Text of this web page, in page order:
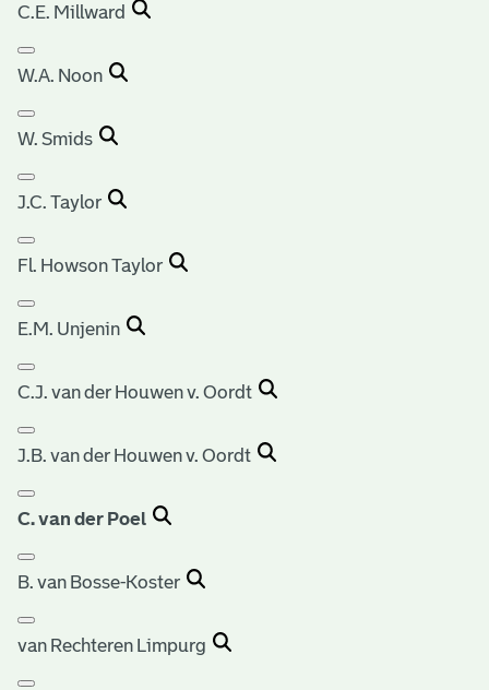
C.E. Millward
W.A. Noon
W. Smids
J.C. Taylor
Fl. Howson Taylor
E.M. Unjenin
C.J. van der Houwen v. Oordt
J.B. van der Houwen v. Oordt
C. van der Poel
B. van Bosse-Koster
van Rechteren Limpurg